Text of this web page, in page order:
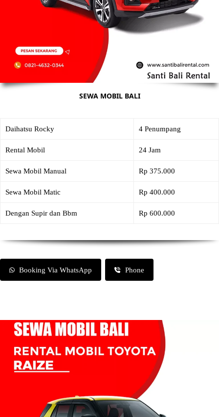
SEWA MOBIL BALI
Daihatsu Rocky 4 Penumpang
Rental Mobil 24 Jam
Sewa Mobil Manual Rp 375.000
Sewa Mobil Matic Rp 400.000
Dengan Supir dan Bbm Rp 600.000
Booking Via WhatsApp Phone